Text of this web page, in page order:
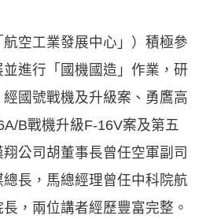
空工業發展中心」）積極參
進行「國機國造」作業，研
國號戰機及升級案、勇鷹高
B戰機升級F-16V案及第五
公司胡董事長曾任空軍副司
長，馬總經理曾任中科院航
，兩位講者經歷豐富完整。